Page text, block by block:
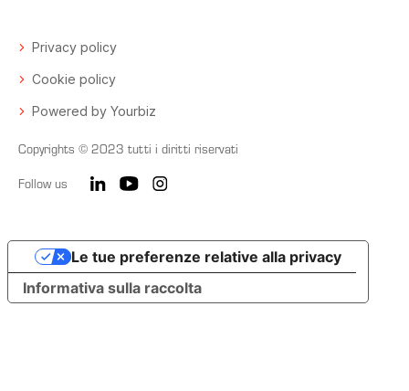
Privacy policy
Cookie policy
Powered by Yourbiz
Copyrights © 2023 tutti i diritti riservati
Follow us
Informativa sulla raccolta
Le tue preferenze relative alla privacy